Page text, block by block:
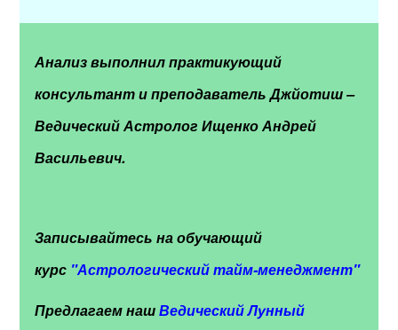
Анализ выполнил практикующий
консультант и преподаватель Джйотиш –
Ведический Астролог Ищенко Андрей
Васильевич.
Записывайтесь на обучающий
курс "Астрологический тайм-менеджмент"
Предлагаем нашВедический Лунный